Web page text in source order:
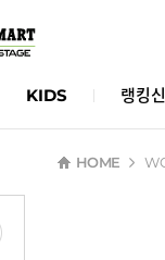
KIDS 랭킹
HOME